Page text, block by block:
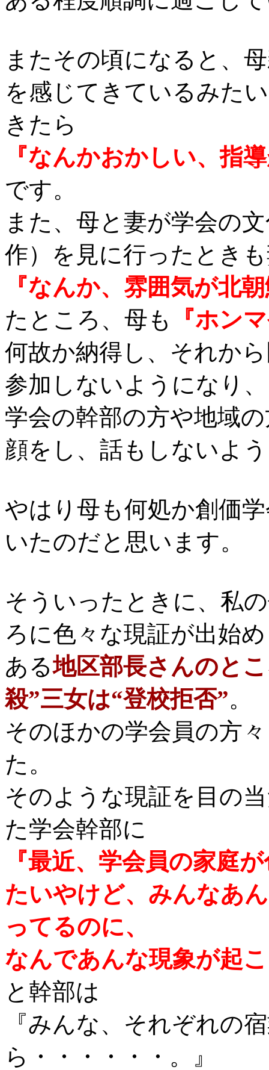
またその頃になると、
を感じてきているみた
きたら
『なんかおかしい、指
です。
また、母と妻が学会の
作）を見に行ったとき
『なんか、雰囲気が北
たところ、母も
『ホン
何故か納得し、それか
参加しないようになり、
学会の幹部の方や地域
顔をし、話もしないよ
やはり母も何処か創価
いたのだと思います。
そういったときに、私
ろに色々な現証が出始
ある地区部長さんのと
殺”三女は“登校拒否”。
そのほかの学会員の方
た。
そのような現証を目の
た学会幹部に
『最近、学会員の家庭
たいやけど、みんなあ
ってるのに、
なんであんな現象が起
と幹部は
『みんな、それぞれの
ら・・・・・・。』